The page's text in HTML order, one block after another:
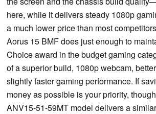
here, while it delivers steady 1080p
a much lower price than most
Aorus 15 BMF does just enough to
Choice award in the budget gaming
of a superior build, 1080p webcam,
slightly faster gaming performance. If
money as possible is your priority,
ANV15-51-59MT model delivers a